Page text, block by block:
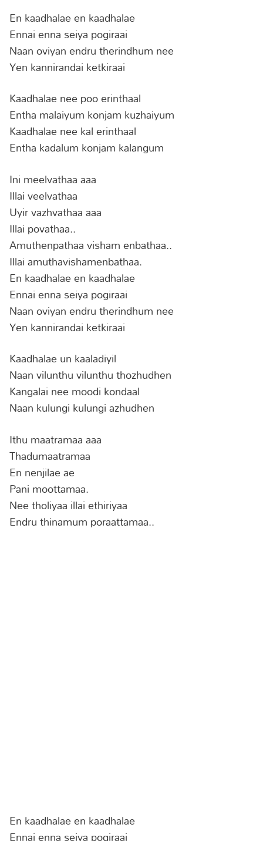
En kaadhalae en kaadhalae
Ennai enna seiya pogiraai
Naan oviyan endru therindhum nee
Yen kannirandai ketkiraai
Kaadhalae nee poo erinthaal
Entha malaiyum konjam kuzhaiyum
Kaadhalae nee kal erinthaal
Entha kadalum konjam kalangum
Ini meelvathaa aaa
Illai veelvathaa
Uyir vazhvathaa aaa
Illai povathaa..
Amuthenpathaa visham enbathaa..
Illai amuthavishamenbathaa.
En kaadhalae en kaadhalae
Ennai enna seiya pogiraai
Naan oviyan endru therindhum nee
Yen kannirandai ketkiraai
Kaadhalae un kaaladiyil
Naan vilunthu vilunthu thozhudhen
Kangalai nee moodi kondaal
Naan kulungi kulungi azhudhen
Ithu maatramaa aaa
Thadumaatramaa
En nenjilae ae
Pani moottamaa.
Nee tholiyaa illai ethiriyaa
Endru thinamum poraattamaa..
En kaadhalae en kaadhalae